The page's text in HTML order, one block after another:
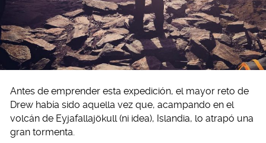
Antes de emprender esta expedición, el mayor reto de
Drew había sido aquella vez que, acampando en el
volcán de Eyjafallajökull (ni idea), Islandia, lo atrapó una
gran tormenta.